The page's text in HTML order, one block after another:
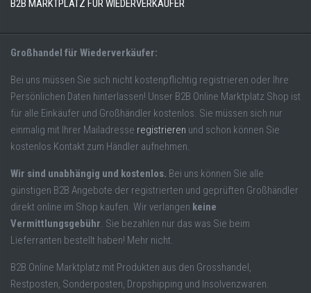
B2B MARKTPLATZ FÜR WIEDERVERKÄUFER
Großhandel für Wiederverkäufer:
Bei uns müssen Sie sich nicht kostenpflichtig registrieren oder Ihre
Persönlichen Daten hinterlassen! Unser B2B Online Marktplatz Shop ist
für alle Einkäufer und Großhändler kostenlos. Sie müssen sich nur
einmalig mit Ihrer Mailadresse registrieren und schon können Sie
kostenlos Kontakt zum Händler aufnehmen.
Wir sind unabhängig und kostenlos. Bei uns können Sie alle
günstigen B2B Angebote der registrierten und geprüften Großhändler
direkt online im Shop kaufen. Wir verlangen keine
Vermittlungsgebühr. Sie bezahlen nur das was Sie beim
Lieferranten bestellt haben! Mehr nicht.
B2B Online Marktplatz mit Produkten aus den Grosshandel,
Restposten, Sonderposten, Dropshipping und Insolvenzwaren.